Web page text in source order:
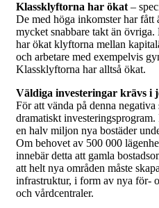
Klassklyftorna har ökat –
De med höga inkomster har fått
mycket snabbare takt än
har ökat klyftorna mellan
och arbetare med exempelvis
Klassklyftorna har alltså ökat.
Väldiga investeringar krävs i
För att vända på denna
dramatiskt
en halv miljon nya bostäder
Om behovet av 500 000
innebär detta att gamla
att helt nya områden måste
infrastruktur, i form av nya för-
och vårdcentraler.